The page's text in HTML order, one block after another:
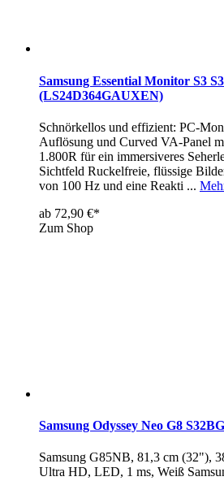
Samsung Essential Monitor S3
(LS24D364GAUXEN)
Schnörkellos und effizient: PC-
Auflösung und Curved VA-Panel
1.800R für ein immersiveres
Sichtfeld Ruckelfreie, flüssige
von 100 Hz und eine Reakti ...
ab 72,90 €*
Zum Shop
Samsung Odyssey Neo G8
Samsung G85NB, 81,3 cm (32"),
Ultra HD, LED, 1 ms, Weiß